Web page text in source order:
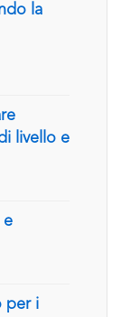
la
livello e
e
per i